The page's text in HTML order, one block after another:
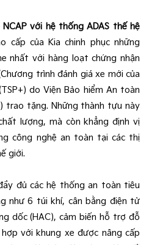
với hệ thống ADAS thế hệ
cấp của Kia chinh phục những
nhất với hàng loạt chứng nhận
trình đánh giá xe mới của
do Viện Bảo hiểm An toàn
trao tặng. Những thành tựu này
lượng, mà còn khẳng định vị
công nghệ an toàn tại các thị
giới.
đủ các hệ thống an toàn tiêu
như 6 túi khí, cân bằng điện tử
dốc (HAC), cảm biến hỗ trợ đỗ
với khung xe được nâng cấp